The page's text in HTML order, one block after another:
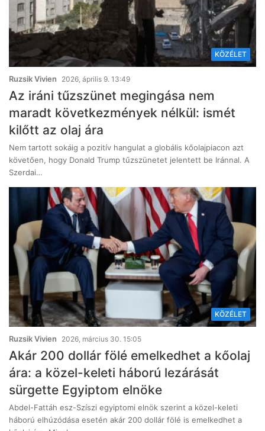
KÖZÉLET
Ruzsik Vivien 2026, április 9. 13:49
Az iráni tűzszünet megingása nem
maradt következmények nélkül: ismét
kilőtt az olaj ára
Nem tartott sokáig a pozitív hangulat a globális kőolajpiacon azt
követően, hogy Donald Trump tűzszünetet jelentett be Iránnal. A
Szerdai…
KÖZÉLET
Ruzsik Vivien 2026, március 30. 15:05
Akár 200 dollár fölé emelkedhet a kőolaj
ára: a közel-keleti háború lezárását
sürgette Egyiptom elnöke
Abdel-Fattáh esz-Szíszi egyiptomi elnök szerint a közel-keleti
háború elhúzódása esetén akár 200 dollár fölé is emelkedhet a